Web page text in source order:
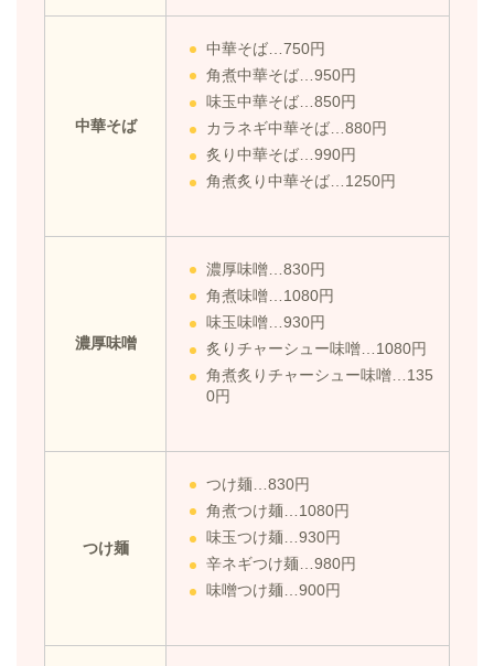
中華そば
中華そば…750円
角煮中華そば…950円
味玉中華そば…850円
カラネギ中華そば…880円
炙り中華そば…990円
角煮炙り中華そば…1250円
濃厚味噌
濃厚味噌…830円
角煮味噌…1080円
味玉味噌…930円
炙りチャーシュー味噌…1080円
角煮炙りチャーシュー味噌…135
0円
つけ麺
つけ麺…830円
角煮つけ麺…1080円
味玉つけ麺…930円
辛ネギつけ麺…980円
味噌つけ麺…900円